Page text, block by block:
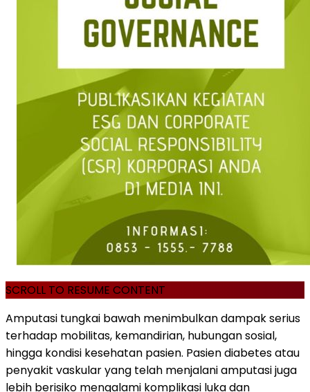
SCROLL TO RESUME CONTENT
Amputasi tungkai bawah menimbulkan dampak serius
terhadap mobilitas, kemandirian, hubungan sosial,
hingga kondisi kesehatan pasien. Pasien diabetes atau
penyakit vaskular yang telah menjalani amputasi juga
lebih berisiko mengalami komplikasi luka dan